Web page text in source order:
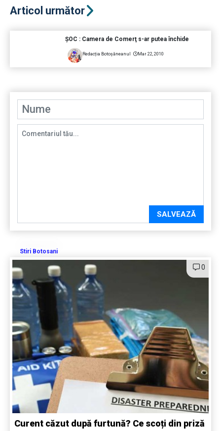
Articol următor
ŞOC : Camera de Comerţ s-ar putea închide
Redacția Botoșăneanul Mar 22, 2010
SALVEAZĂ
Stiri Botosani
0
Curent căzut după furtună? Ce scoți din priză